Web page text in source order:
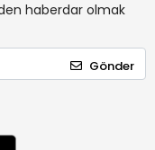
haberdar olmak
Gönder